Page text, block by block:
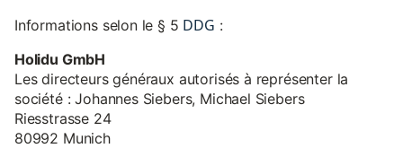
Informations selon le § 5 DDG :
Holidu GmbH
Les directeurs généraux autorisés à représenter la
société : Johannes Siebers, Michael Siebers
Riesstrasse 24
80992 Munich